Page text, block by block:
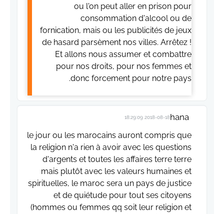
ou l'on peut aller en prison pour
consommation d'alcool ou de
fornication, mais ou les publicités de jeux
de hasard parsèment nos villes. Arrêtez !
Et allons nous assumer et combattre
pour nos droits, pour nos femmes et
donc forcement pour notre pays.
hana
2018-08-18 18:29:09
le jour ou les marocains auront compris que
la religion n'a rien à avoir avec les questions
d'argents et toutes les affaires terre terre
mais plutôt avec les valeurs humaines et
spirituelles, le maroc sera un pays de justice
et de quiétude pour tout ses citoyens
(hommes ou femmes qq soit leur religion et